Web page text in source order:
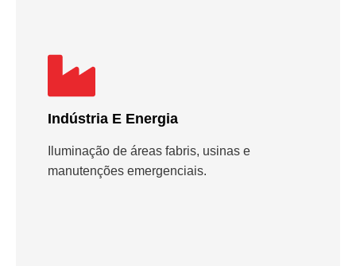
Indústria E Energia
Iluminação de áreas fabris, usinas e
manutenções emergenciais.